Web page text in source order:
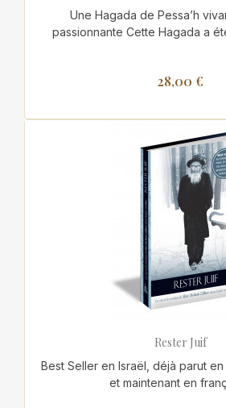
Une Hagada de Pessa’h
passionnante Cette Hagada a
28,00 €
Rester Juif
Best Seller en Israël, déjà parut en
et maintenant en